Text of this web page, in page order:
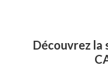
Découvrez la